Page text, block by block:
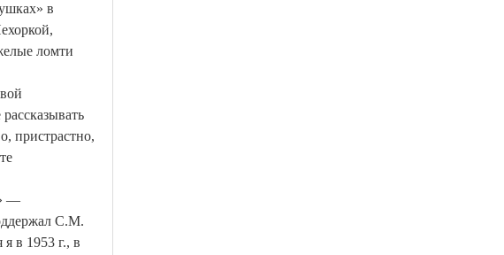
» в
,
ломти
пристрастно,
—
С.М.
в 1953 г., в